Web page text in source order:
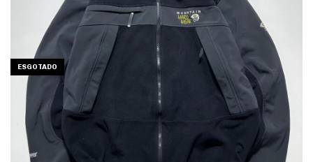
ESGOTADO